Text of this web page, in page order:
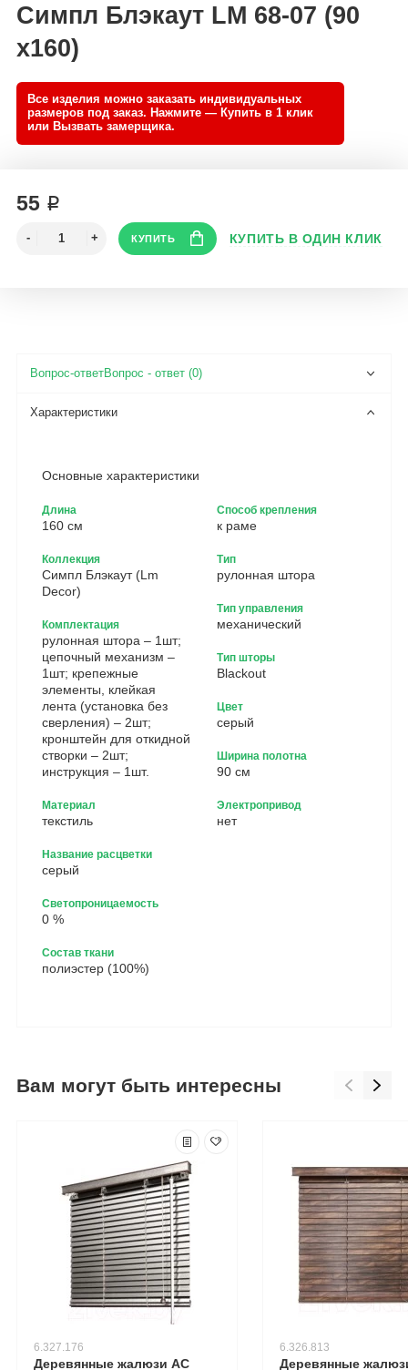
Симпл Блэкаут LM 68-07 (90
x160)
55 ₽
Вопрос - ответ (0)
Основные характеристики
Длина
160 см
Коллекция
Симпл Блэкаут (Lm
Decor)
Комплектация
рулонная штора – 1шт;
цепочный механизм –
1шт; крепежные
элементы, клейкая
лента (установка без
сверления) – 2шт;
кронштейн для откидной
створки – 2шт;
инструкция – 1шт.
Материал
текстиль
Название расцветки
серый
Светопроницаемость
0 %
Состав ткани
полиэстер (100%)
Способ крепления
к раме
Тип
рулонная штора
Тип управления
механический
Тип шторы
Blackout
Цвет
серый
Ширина полотна
90 см
Электропривод
нет
Вам могут быть интересны
6.327.176
Деревянные жалюзи АС
6.326.813
Деревянные